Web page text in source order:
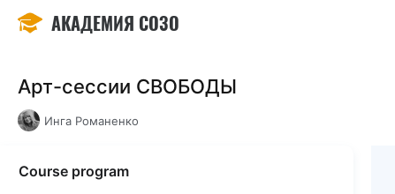
АКАДЕМИЯ СОЗО
Арт-сессии СВОБОДЫ
Инга Романенко
Course program